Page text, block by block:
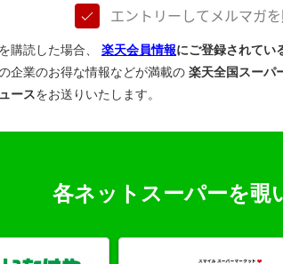
エントリーしてメルマガ
購読した場合、 楽天会員情報にご登録されてい
企業のお得な情報などが満載の 楽天全国スーパ
ースをお送りいたします。
各ネットスーパーを覗